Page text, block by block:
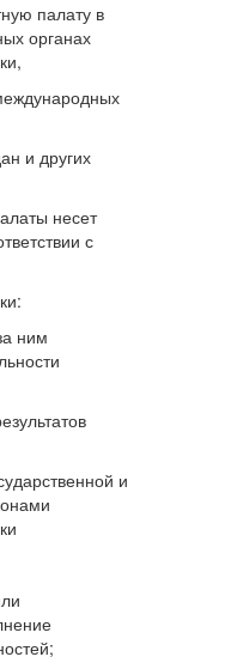
палату в
органах
и других
несет
с
ним
и